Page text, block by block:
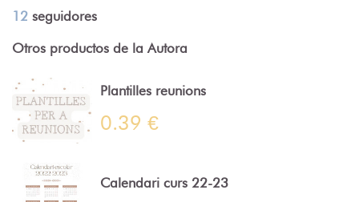
12 seguidores
Otros productos de la Autora
Plantilles reunions
0.39 €
Calendari curs 22-23